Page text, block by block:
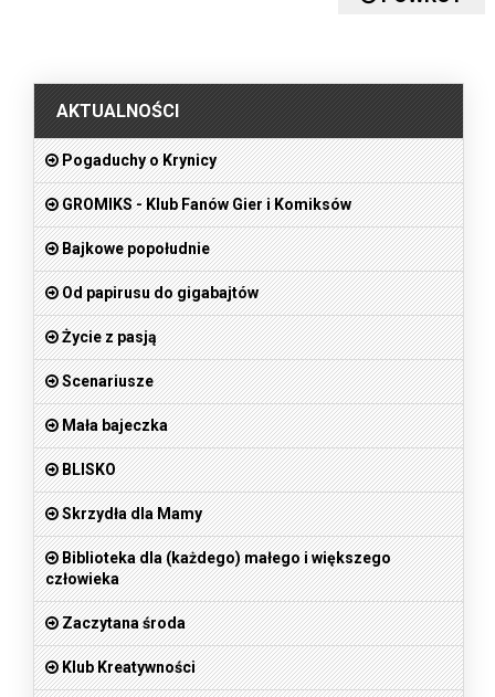
AKTUALNOŚCI
Pogaduchy o Krynicy
GROMIKS - Klub Fanów Gier i Komiksów
Bajkowe popołudnie
Od papirusu do gigabajtów
Życie z pasją
Scenariusze
Mała bajeczka
BLISKO
Skrzydła dla Mamy
Biblioteka dla (każdego) małego i większego
człowieka
Zaczytana środa
Klub Kreatywności